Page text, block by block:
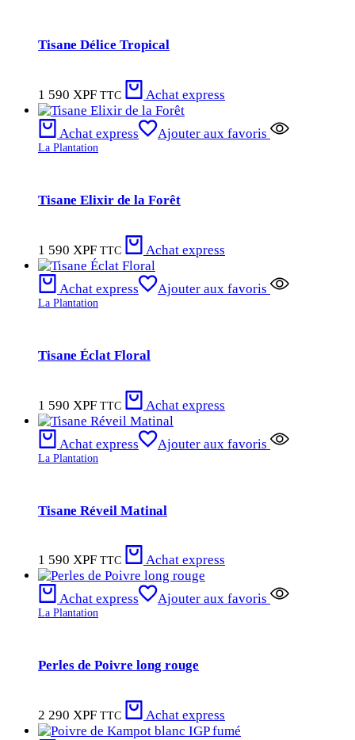
Tisane Délice Tropical
1 590 XPF TTC Achat express
Achat express Ajouter aux favoris
La Plantation
Tisane Elixir de la Forêt
1 590 XPF TTC Achat express
Achat express Ajouter aux favoris
La Plantation
Tisane Éclat Floral
1 590 XPF TTC Achat express
Achat express Ajouter aux favoris
La Plantation
Tisane Réveil Matinal
1 590 XPF TTC Achat express
Achat express Ajouter aux favoris
La Plantation
Perles de Poivre long rouge
2 290 XPF TTC Achat express